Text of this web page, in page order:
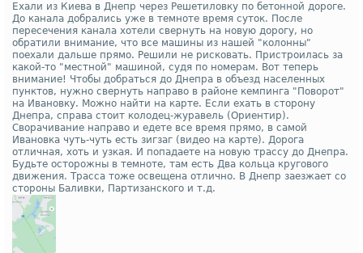
Ехали из Киева в Днепр через Решетиловку по бетонной дороге.
До канала добрались уже в темноте время суток. После
пересечения канала хотели свернуть на новую дорогу, но
обратили внимание, что все машины из нашей "колонны"
поехали дальше прямо. Решили не рисковать. Пристроилась за
какой-то "местной" машиной, судя по номерам. Вот теперь
внимание! Чтобы добраться до Днепра в объезд населенных
пунктов, нужно свернуть направо в районе кемпинга "Поворот"
на Ивановку. Можно найти на карте. Если ехать в сторону
Днепра, справа стоит колодец-журавель (Ориентир).
Сворачивание направо и едете все время прямо, в самой
Ивановка чуть-чуть есть зигзаг (видео на карте). Дорога
отличная, хоть и узкая. И попадаете на новую трассу до Днепра.
Будьте осторожны в темноте, там есть Два кольца кругового
движения. Трасса тоже освещена отлично. В Днепр заезжает со
стороны Баливки, Партизанского и т.д.